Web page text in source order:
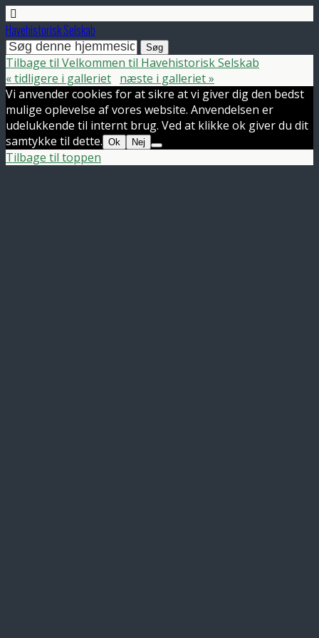
Havehistorisk Selskab
Tilbage til Velkommen til Havehistorisk Selskab
« tidligere i galleriet næste i galleriet »
Vi anvender cookies for at sikre at vi giver dig den bedst
mulige oplevelse af vores website. Anvendelsen er
udelukkende til internt brug. Ved at klikke ok giver du dit
samtykke til dette. Ok Nej
Tilbage til toppen